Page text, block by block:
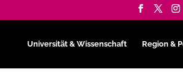
Universität & Wissenschaft Region &